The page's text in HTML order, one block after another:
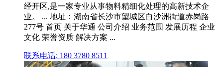
经开区,是一家专业从事物料精细化处理的高新技术企
业。 ... 地址：湖南省长沙市望城区白沙洲街道赤岗路
277号 首页 关于华通 公司介绍 业务范围 发展历程 企业
文化 荣誉资质 解决方案 ...
联系电话: 180 3780 8511